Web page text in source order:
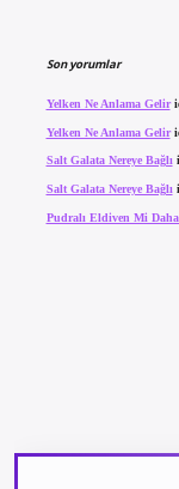
Son yorumlar
Yelken Ne Anlama Gelir
Yelken Ne Anlama Gelir
Salt Galata Nereye Bağlı
Salt Galata Nereye Bağlı
Pudralı Eldiven Mi Daha